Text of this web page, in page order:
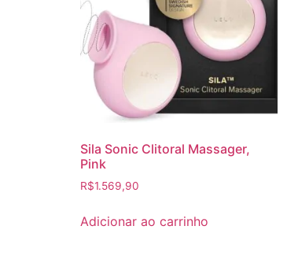
Sila Sonic Clitoral Massager,
Pink
R$1.569,90
Adicionar ao carrinho